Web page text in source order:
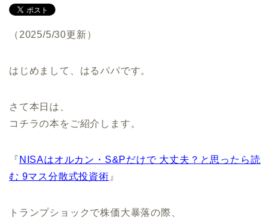
（2025/5/30更新）
はじめまして、はるパパです。
さて本日は、
コチラの本をご紹介します。
『 NISAはオルカン・S&Pだけで 大丈夫？と思ったら読
む 9マス分散式投資術 』
トランプショックで株価大暴落の際、